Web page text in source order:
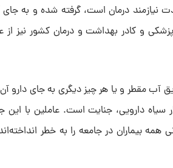
نیازمند درمان است، گرفته شده و به
و کادر بهداشت و درمان کشور نیز از
آب مقطر و یا هر چیز دیگری به جای دارو
دارویی، جنایت است. عاملین با این
همه بیماران در جامعه را به خطر